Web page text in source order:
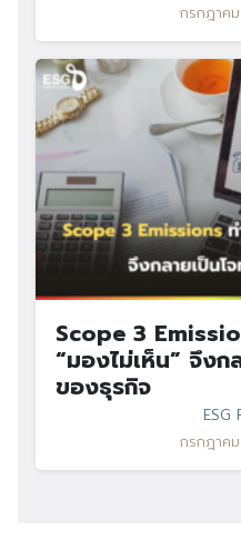
กรกฎาค
Scope 3
“มองไม่เห็น” จึง
ของธุรกิจ
ESG
กรกฎาค